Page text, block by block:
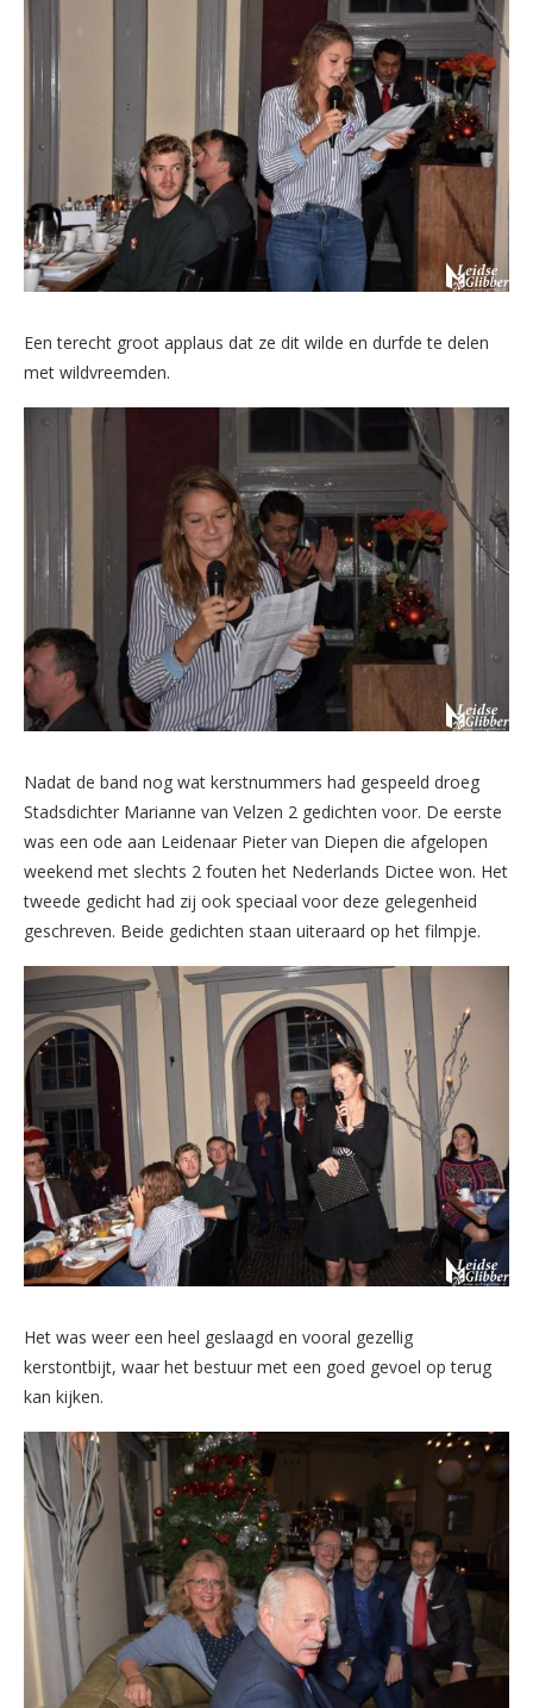
Een terecht groot applaus dat ze dit wilde en durfde te delen
met wildvreemden.
Nadat de band nog wat kerstnummers had gespeeld droeg
Stadsdichter Marianne van Velzen 2 gedichten voor. De eerste
was een ode aan Leidenaar Pieter van Diepen die afgelopen
weekend met slechts 2 fouten het Nederlands Dictee won. Het
tweede gedicht had zij ook speciaal voor deze gelegenheid
geschreven. Beide gedichten staan uiteraard op het filmpje.
Het was weer een heel geslaagd en vooral gezellig
kerstontbijt, waar het bestuur met een goed gevoel op terug
kan kijken.